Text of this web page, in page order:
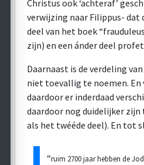
Christus ook ‘achteraf’
verwijzing naar Filippus- dat
deel van het boek
zijn) en een ánder deel
Daarnaast is de verdeling
niet toevallig te noemen. En
daardoor er inderdaad
daardoor nog duidelijker zijn
als het twééde deel). En tot
“ruim 2700 jaar hebben de